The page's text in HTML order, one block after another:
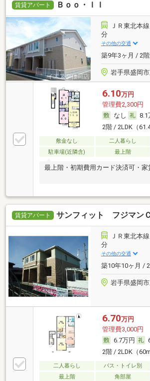
賃貸アパート Ｂｏｏ・ＩＩ
ＪＲ東北本
分
その他の交通
築9年3ヶ月 / 2
岩手県盛岡
6.10万円
管理費2,300円
なし
8.1
2階 / 2LDK（
敷金なし 二人暮らし
駐車場(近隣含)
最上階
最上階・初期費用カード決済可・
賃貸アパート サンフィット フジマンＣ
ＪＲ東北本
分
その他の交通
築10年10ヶ月 /
岩手県盛岡
6.70万円
管理費3,000円
6.7万円
2階 / 2LDK（
二人暮らし バス・トイレ別
最上階
角部屋